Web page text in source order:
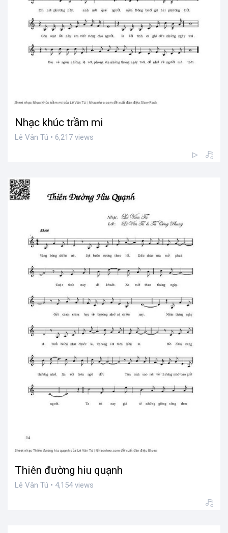
Nhạc khúc trầm mi
Lê Vân Tú • 6,217 views
Thiên đường hiu quạnh
Lê Vân Tú • 4,154 views